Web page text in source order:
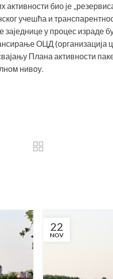
активности био је
учешћа и
у процес израде
ОЦД (организација
Плана активности
нивоу.
22
NOV